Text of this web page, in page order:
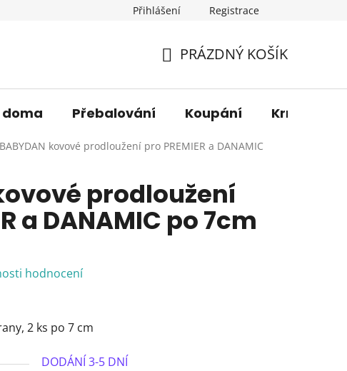
Věrnostní sleva O nás
Přihlášení Registrace
KOŠÍK
PRÁZDNÝ KOŠÍK
doma Přebalování Koupání Krmení
BABYDAN kovové prodloužení pro PREMIER a DANAMIC
prodloužení
a DANAMIC po 7cm
hodnocení
2 ks po 7 cm
DODÁNÍ 3-5 DNÍ